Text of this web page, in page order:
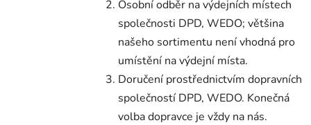
Osobní odběr na výdejních místech
společnosti DPD, WEDO; většina
našeho sortimentu není vhodná pro
umístění na výdejní místa.
Doručení prostřednictvím dopravních
společností DPD, WEDO. Konečná
volba dopravce je vždy na nás.